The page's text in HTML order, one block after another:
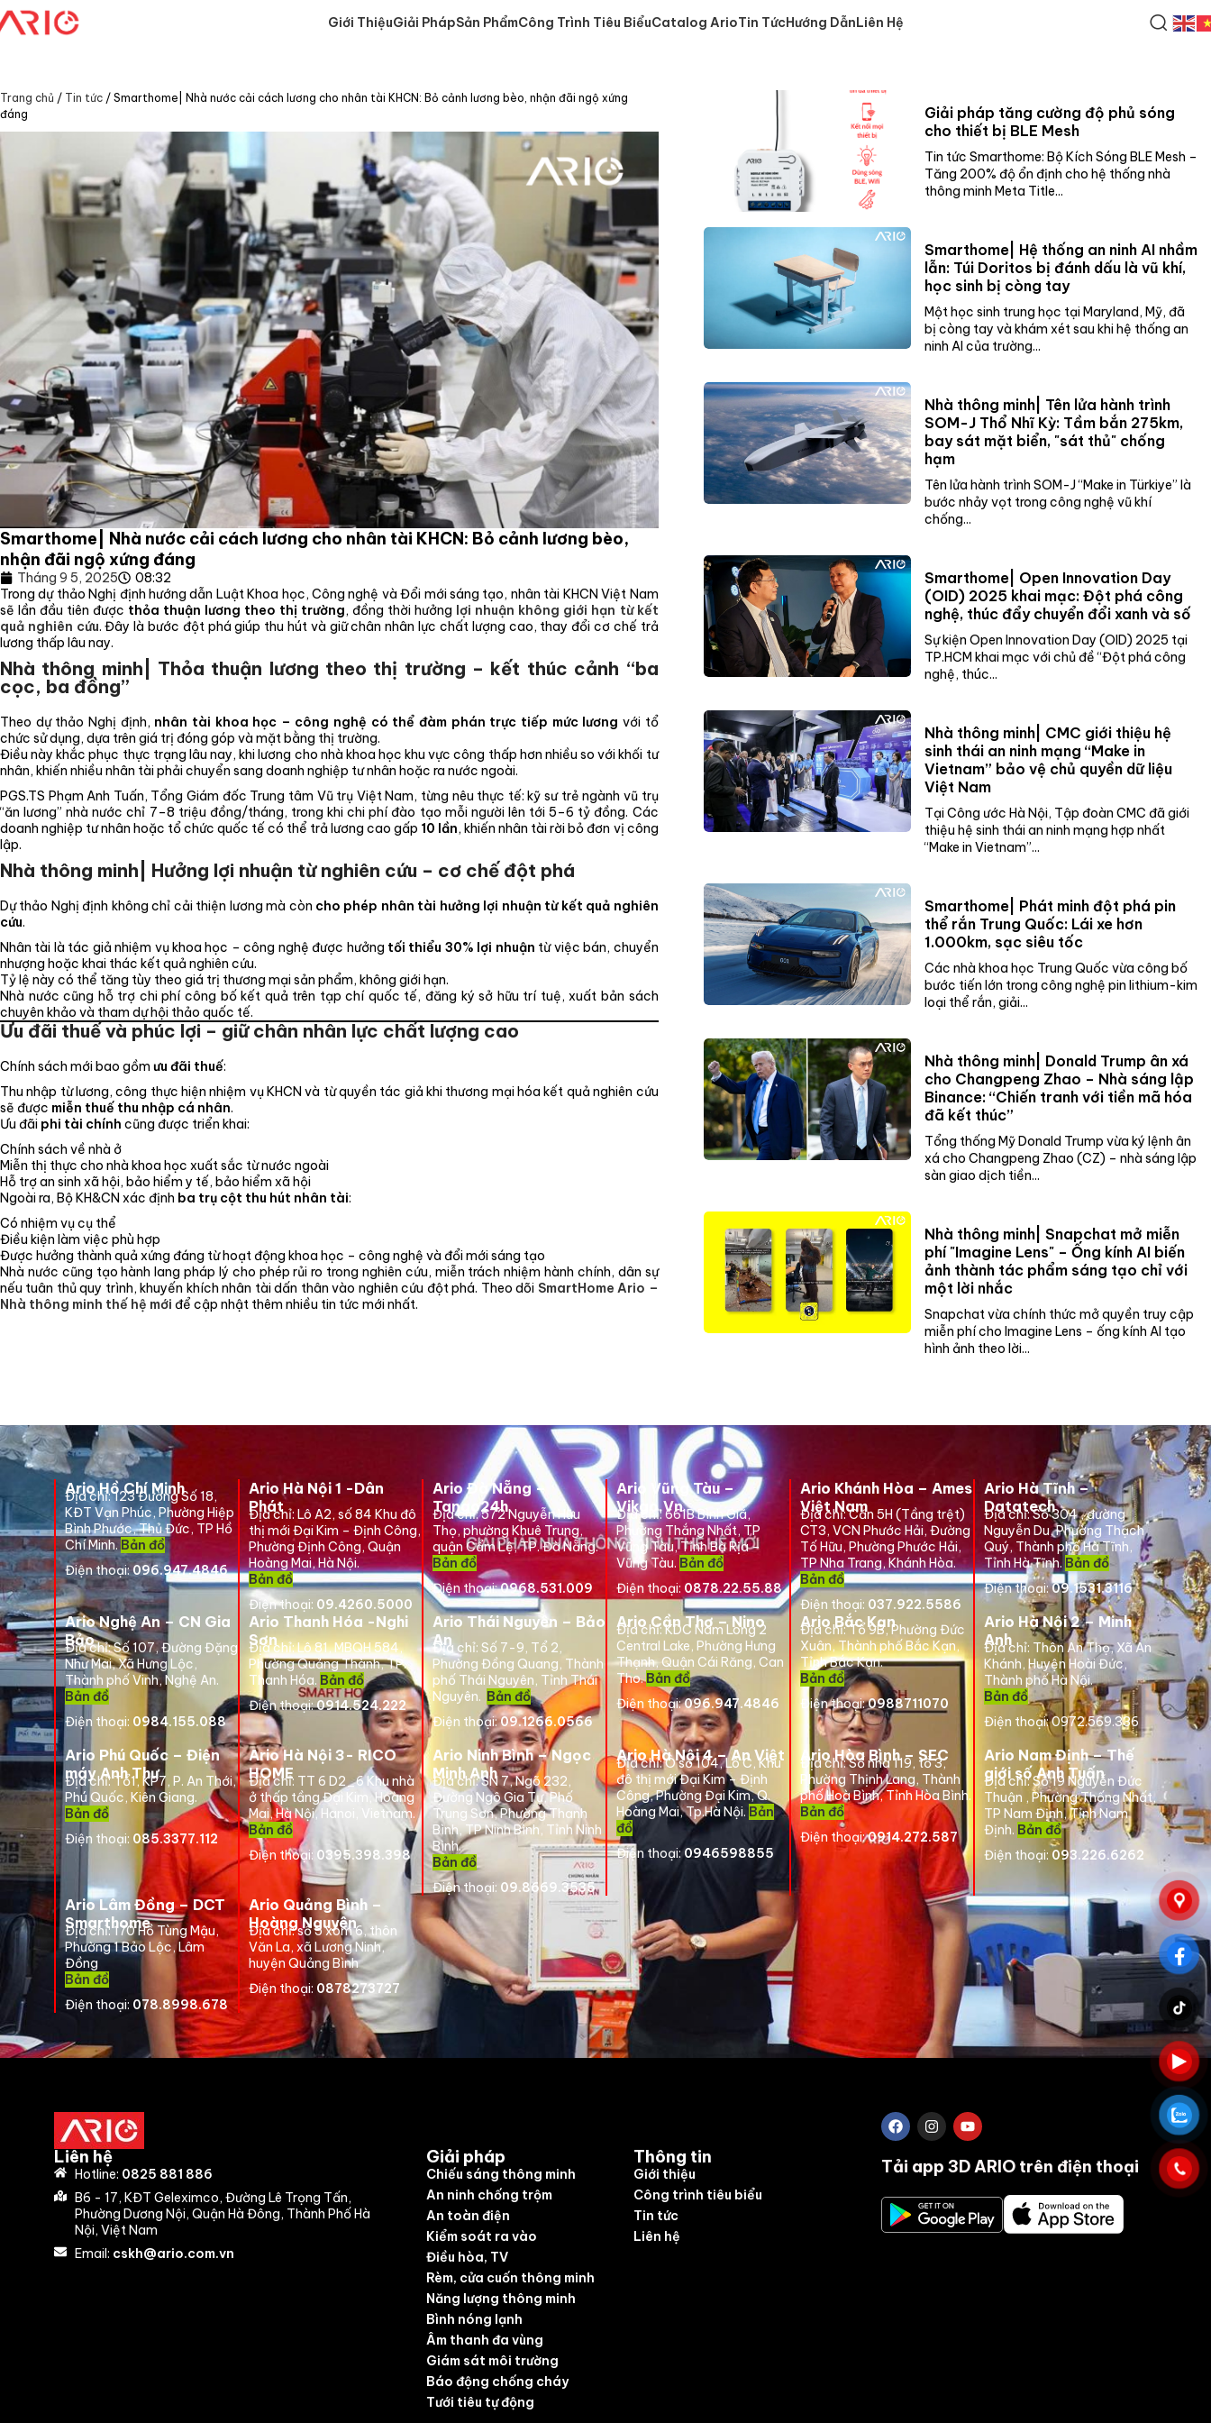
Giới ThiệuGiải PhápSản PhẩmCông Trình Tiêu BiểuCatalog ArioTin TứcHướng DẫnLiên Hệ
Trang chủ / Tin tức / Smarthome| Nhà nước cải cách lương cho nhân tài KHCN: Bỏ cảnh lương bèo, nhận đãi ngộ xứng
đáng
Smarthome| Nhà nước cải cách lương cho nhân tài KHCN: Bỏ cảnh lương bèo,
nhận đãi ngộ xứng đáng
Tháng 9 5, 2025
08:32
Trong dự thảo Nghị định hướng dẫn Luật Khoa học, Công nghệ và Đổi mới sáng tạo, nhân tài KHCN Việt Nam
sẽ lần đầu tiên được thỏa thuận lương theo thị trường, đồng thời hưởng lợi nhuận không giới hạn từ kết
quả nghiên cứu. Đây là bước đột phá giúp thu hút và giữ chân nhân lực chất lượng cao, thay đổi cơ chế trả
lương thấp lâu nay.
Nhà thông minh| Thỏa thuận lương theo thị trường – kết thúc cảnh “ba
cọc, ba đồng”
Theo dự thảo Nghị định, nhân tài khoa học – công nghệ có thể đàm phán trực tiếp mức lương với tổ
chức sử dụng, dựa trên giá trị đóng góp và mặt bằng thị trường.
Điều này khắc phục thực trạng lâu nay, khi lương cho nhà khoa học khu vực công thấp hơn nhiều so với khối tư
nhân, khiến nhiều nhân tài phải chuyển sang doanh nghiệp tư nhân hoặc ra nước ngoài.
PGS.TS Phạm Anh Tuấn, Tổng Giám đốc Trung tâm Vũ trụ Việt Nam, từng nêu thực tế: kỹ sư trẻ ngành vũ trụ
“ăn lương” nhà nước chỉ 7–8 triệu đồng/tháng, trong khi chi phí đào tạo mỗi người lên tới 5–6 tỷ đồng. Các
doanh nghiệp tư nhân hoặc tổ chức quốc tế có thể trả lương cao gấp 10 lần, khiến nhân tài rời bỏ đơn vị công
lập.
Nhà thông minh| Hưởng lợi nhuận từ nghiên cứu – cơ chế đột phá
Dự thảo Nghị định không chỉ cải thiện lương mà còn cho phép nhân tài hưởng lợi nhuận từ kết quả nghiên
cứu.
Nhân tài là tác giả nhiệm vụ khoa học – công nghệ được hưởng tối thiểu 30% lợi nhuận từ việc bán, chuyển
nhượng hoặc khai thác kết quả nghiên cứu.
Tỷ lệ này có thể tăng tùy theo giá trị thương mại sản phẩm, không giới hạn.
Nhà nước cũng hỗ trợ chi phí công bố kết quả trên tạp chí quốc tế, đăng ký sở hữu trí tuệ, xuất bản sách
chuyên khảo và tham dự hội thảo quốc tế.
Ưu đãi thuế và phúc lợi – giữ chân nhân lực chất lượng cao
Chính sách mới bao gồm ưu đãi thuế:
Thu nhập từ lương, công thực hiện nhiệm vụ KHCN và từ quyền tác giả khi thương mại hóa kết quả nghiên cứu
sẽ được miễn thuế thu nhập cá nhân.
Ưu đãi phi tài chính cũng được triển khai:
Chính sách về nhà ở
Miễn thị thực cho nhà khoa học xuất sắc từ nước ngoài
Hỗ trợ an sinh xã hội, bảo hiểm y tế, bảo hiểm xã hội
Ngoài ra, Bộ KH&CN xác định ba trụ cột thu hút nhân tài:
Có nhiệm vụ cụ thể
Điều kiện làm việc phù hợp
Được hưởng thành quả xứng đáng từ hoạt động khoa học – công nghệ và đổi mới sáng tạo
Nhà nước cũng tạo hành lang pháp lý cho phép rủi ro trong nghiên cứu, miễn trách nhiệm hành chính, dân sự
nếu tuân thủ quy trình, khuyến khích nhân tài dấn thân vào nghiên cứu đột phá. Theo dõi SmartHome Ario –
Nhà thông minh thế hệ mới để cập nhật thêm nhiều tin tức mới nhất.
Giải pháp tăng cường độ phủ sóng
cho thiết bị BLE Mesh
Tin tức Smarthome: Bộ Kích Sóng BLE Mesh –
Tăng 200% độ ổn định cho hệ thống nhà
thông minh Meta Title...
Smarthome| Hệ thống an ninh AI nhầm
lẫn: Túi Doritos bị đánh dấu là vũ khí,
học sinh bị còng tay
Một học sinh trung học tại Maryland, Mỹ, đã
bị còng tay và khám xét sau khi hệ thống an
ninh AI của trường...
Nhà thông minh| Tên lửa hành trình
SOM-J Thổ Nhĩ Kỳ: Tầm bắn 275km,
bay sát mặt biển, "sát thủ" chống
hạm
Tên lửa hành trình SOM-J “Make in Türkiye” là
bước nhảy vọt trong công nghệ vũ khí
chống...
Smarthome| Open Innovation Day
(OID) 2025 khai mạc: Đột phá công
nghệ, thúc đẩy chuyển đổi xanh và số
Sự kiện Open Innovation Day (OID) 2025 tại
TP.HCM khai mạc với chủ đề “Đột phá công
nghệ, thúc...
Nhà thông minh| CMC giới thiệu hệ
sinh thái an ninh mạng “Make in
Vietnam” bảo vệ chủ quyền dữ liệu
Việt Nam
Tại Công ước Hà Nội, Tập đoàn CMC đã giới
thiệu hệ sinh thái an ninh mạng hợp nhất
“Make in Vietnam”...
Smarthome| Phát minh đột phá pin
thể rắn Trung Quốc: Lái xe hơn
1.000km, sạc siêu tốc
Các nhà khoa học Trung Quốc vừa công bố
bước tiến lớn trong công nghệ pin lithium-kim
loại thể rắn, giải...
Nhà thông minh| Donald Trump ân xá
cho Changpeng Zhao – Nhà sáng lập
Binance: “Chiến tranh với tiền mã hóa
đã kết thúc”
Tổng thống Mỹ Donald Trump vừa ký lệnh ân
xá cho Changpeng Zhao (CZ) – nhà sáng lập
sàn giao dịch tiền...
Nhà thông minh| Snapchat mở miễn
phí "Imagine Lens" – Ống kính AI biến
ảnh thành tác phẩm sáng tạo chỉ với
một lời nhắc
Snapchat vừa chính thức mở quyền truy cập
miễn phí cho Imagine Lens – ống kính AI tạo
hình ảnh theo lời...
Ario Hồ Chí Minh
Địa chỉ:123 Đường Số 18,
KĐT Vạn Phúc, Phường Hiệp
Bình Phước, Thủ Đức, TP Hồ
Chí Minh. Bản đồ
Điện thoại:096.947.4846
Ario Hà Nội 1 -Dân
Phát
Địa chỉ: Lô A2, số 84 Khu đô
thị mới Đại Kim – Định Công,
Phường Định Công, Quận
Hoàng Mai, Hà Nội.
Bản đồ
Điện thoại: 09.4260.5000
Ario Đà Nẵng –
Tango24h
Địa chỉ: 572 Nguyễn Hữu
Thọ, phường Khuê Trung,
quận Cẩm Lệ, TP. Đà Nẵng.
Bản đồ
Điện thoại:0968.531.009
Ario Vũng Tàu –
Vikgo.Vn
Địa chỉ:661B Bình Giã,
Phường Thắng Nhất, TP
Vũng Tàu, Tỉnh Bà Rịa –
Vũng Tàu. Bản đồ
Điện thoại: 0878.22.55.88
Ario Khánh Hòa – Ames
Việt Nam
Địa chỉ:Căn 5H (Tầng trệt)
CT3, VCN Phước Hải, Đường
Tố Hữu, Phường Phước Hải,
TP Nha Trang, Khánh Hòa.
Bản đồ
Điện thoại: 037.922.5586
Ario Hà Tĩnh –
Datatech
Địa chỉ:Số 304 , đường
Nguyễn Du, Phường Thạch
Quý, Thành phố Hà Tĩnh,
Tỉnh Hà Tĩnh. Bản đồ
Điện thoại:09.1531.3116
Ario Nghệ An – CN Gia
Bảo
Địa chỉ:Số 107, Đường Đặng
Như Mai, Xã Hưng Lộc,
Thành phố Vinh, Nghệ An.
Bản đồ
Điện thoại: 0984.155.088
Ario Thanh Hóa -Nghi
Sơn
Địa chỉ: Lô 81, MBQH 584,
Phường Quảng Thành, TP.
Thanh Hóa. Bản đồ
Điện thoại:0914.524.222
Ario Thái Nguyên – Bảo
An
Địa chỉ: Số 7-9, Tổ 2,
Phường Đồng Quang, Thành
phố Thái Nguyên, Tỉnh Thái
Nguyên. Bản đồ
Điện thoại:09.1266.0566
Ario Cần Thơ – Nino
Địa chỉ:KDC Nam Long 2
Central Lake, Phường Hưng
Thạnh, Quận Cái Răng, Can
Tho.Bản đồ
Điện thoại:096.947.4846
Ario Bắc Kạn
Địa chỉ:Tổ 9B, Phường Đức
Xuân, Thành phố Bắc Kạn,
Tỉnh Bắc Kạn.
Bản đồ
Điện thoại:0988711070
Ario Hà Nội 2 – Minh
Anh
Địa chỉ: Thôn An Thọ, Xã An
Khánh, Huyện Hoài Đức,
Thành phố Hà Nội.
Bản đồ
Điện thoại:0972.569.336
Ario Phú Quốc – Điện
máy Anh Thư
Địa chỉ:Tổ1, KP7, P. An Thới,
Phú Quốc, Kiên Giang.
Bản đồ
Điện thoại: 085.3377.112
Ario Hà Nội 3- RICO
HOME
Địa chỉ: TT 6 D2_6 Khu nhà
ở thấp tầng Đại Kim, Hoàng
Mai, Hà Nội, Hanoi, Vietnam.
Bản đồ
Điện thoại: 0395.398.398
Ario Ninh Bình – Ngọc
Minh Anh
Địa chỉ:SN 7, Ngõ 232,
Đường Ngô Gia Tự, Phố
Trung Sơn, Phường Thanh
Bình, TP Ninh Bình, Tỉnh Ninh
Bình.
Bản đồ
Điện thoại: 09.8669.3535
Ario Hà Nội 4 – An Việt
Địa chỉ:Ô số 104, Lô C, Khu
đô thị mới Đại Kim – Định
Công, Phường Đại Kim, Q.
Hoàng Mai, Tp.Hà Nội. Bản
đồ
Điện thoại:0946598855
Ario Hòa Bình – SEC
Địa chỉ:Số nhà 119, tổ 3,
Phường Thịnh Lang, Thành
phố Hoà Bình, Tỉnh Hòa Bình.
Bản đồ
Điện thoại:0914.272.587
Ario Nam Định – Thế
giới số Anh Tuấn
Địa chỉ:Số 19 Nguyễn Đức
Thuận , Phường Thống Nhất,
TP Nam Định, Tỉnh Nam
Định. Bản đồ
Điện thoại: 093.226.6262
Ario Lâm Đồng – DCT
Smarthome
Địa chỉ: 170 Hồ Tùng Mậu,
Phường 1 Bảo Lộc, Lâm
Đồng
Bản đồ
Điện thoại: 078.8998.678
Ario Quảng Bình –
Hoàng Nguyên
Địa chỉ: số 5 xóm 6, thôn
Văn La, xã Lương Ninh,
huyện Quảng Bình
Điện thoại: 0878273727
Liên hệ
Hotline: 0825 881 886
B6 - 17, KĐT Geleximco, Đường Lê Trọng Tấn,
Phường Dương Nội, Quận Hà Đông, Thành Phố Hà
Nội, Việt Nam
Email: cskh@ario.com.vn
Giải pháp
Chiếu sáng thông minh
An ninh chống trộm
An toàn điện
Kiểm soát ra vào
Điều hòa, TV
Rèm, cửa cuốn thông minh
Năng lượng thông minh
Bình nóng lạnh
Âm thanh đa vùng
Giám sát môi trường
Báo động chống cháy
Tưới tiêu tự động
Thông tin
Giới thiệu
Công trình tiêu biểu
Tin tức
Liên hệ
Tải app 3D ARIO trên điện thoại